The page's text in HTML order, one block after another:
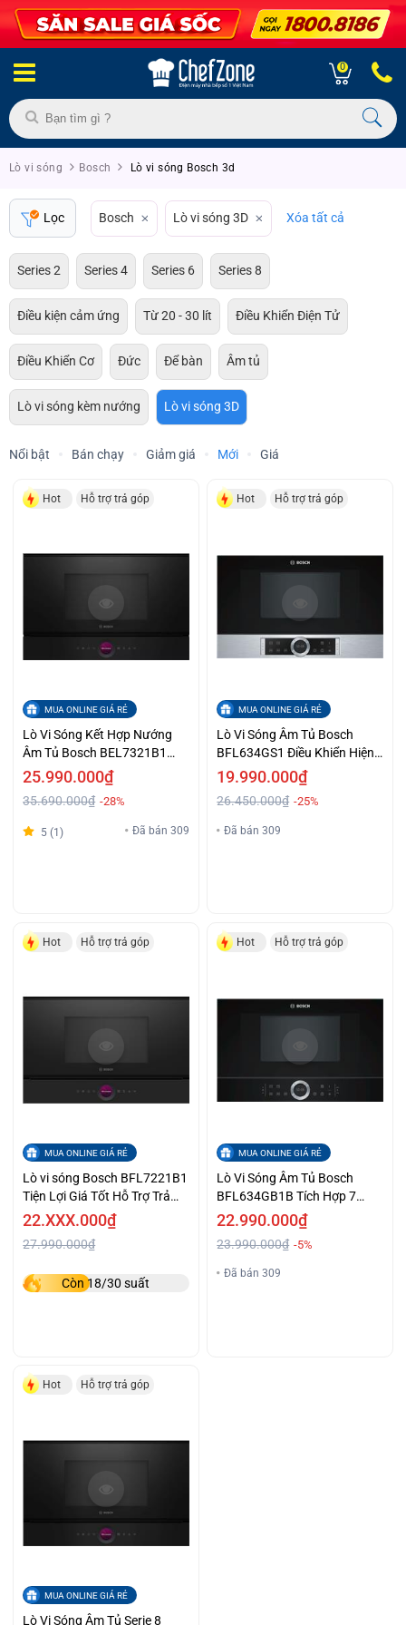
0
Lò vi sóng Bosch Lò vi sóng Bosch 3d
Lọc Bosch Lò vi sóng 3D Xóa tất cả
Series 2 Series 4 Series 6 Series 8
Điều kiện cảm ứng Từ 20 - 30 lít Điều Khiển Điện Tử
Điều Khiển Cơ Đức Để bàn Âm tủ
Lò vi sóng kèm nướng Lò vi sóng 3D
Nổi bật Bán chạy Giảm giá Mới Giá
Hot Hỗ trợ trả góp
MUA ONLINE GIÁ RẺ
Lò Vi Sóng Kết Hợp Nướng
Âm Tủ Bosch BEL7321B1
Series 8 Điều Khiển Cảm Ứng
Giá Siêu Ưu Đãi
25.990.000₫
35.690.000₫ -28%
5 (1) Đã bán 309
Hot Hỗ trợ trả góp
MUA ONLINE GIÁ RẺ
Lò Vi Sóng Âm Tủ Bosch
BFL634GS1 Điều Khiển Hiện
Đại Bằng Cảm Ứng Ưu Đãi
19.990.000₫
26.450.000₫ -25%
Đã bán 309
Hot Hỗ trợ trả góp
MUA ONLINE GIÁ RẺ
Lò vi sóng Bosch BFL7221B1
Tiện Lợi Giá Tốt Hỗ Trợ Trả
Góp
22.XXX.000₫
27.990.000₫
Còn 18/30 suất
Hot Hỗ trợ trả góp
MUA ONLINE GIÁ RẺ
Lò Vi Sóng Âm Tủ Bosch
BFL634GB1B Tích Hợp 7
Công Thức Nấu Ưu Đãi Lớn
22.990.000₫
23.990.000₫ -5%
Đã bán 309
Hot Hỗ trợ trả góp
MUA ONLINE GIÁ RẺ
Lò Vi Sóng Âm Tủ Serie 8